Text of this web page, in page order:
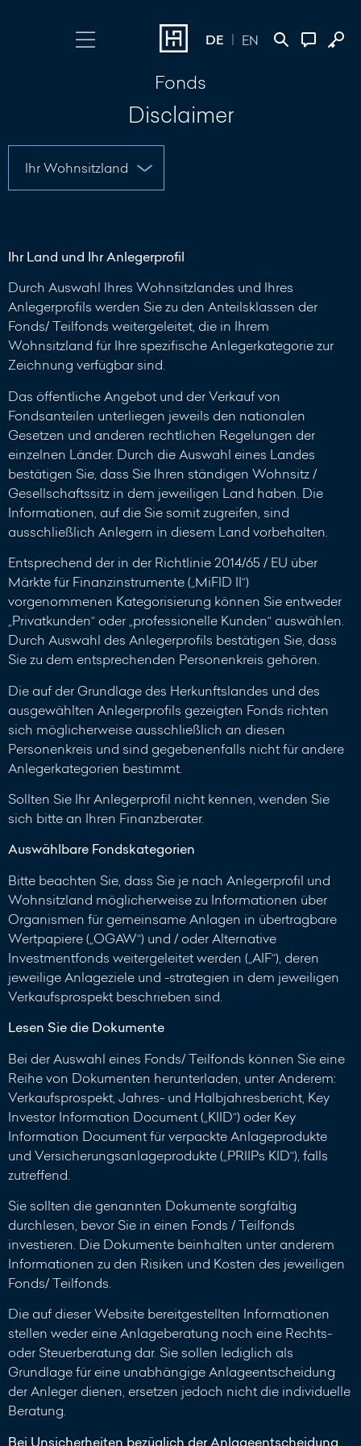
DE EN
Online Banking
Fonds
Disclaimer
Ihr Land und Ihr Anlegerprofil
Durch Auswahl Ihres Wohnsitzlandes und Ihres
Anlegerprofils werden Sie zu den Anteilsklassen der
Fonds/ Teilfonds weitergeleitet, die in Ihrem
Wohnsitzland für Ihre spezifische Anlegerkategorie zur
Zeichnung verfügbar sind.
Das öffentliche Angebot und der Verkauf von
Fondsanteilen unterliegen jeweils den nationalen
Gesetzen und anderen rechtlichen Regelungen der
einzelnen Länder. Durch die Auswahl eines Landes
bestätigen Sie, dass Sie Ihren ständigen Wohnsitz /
Gesellschaftssitz in dem jeweiligen Land haben. Die
Informationen, auf die Sie somit zugreifen, sind
ausschließlich Anlegern in diesem Land vorbehalten.
Entsprechend der in der Richtlinie 2014/65 / EU über
Märkte für Finanzinstrumente („MiFID II“)
vorgenommenen Kategorisierung können Sie entweder
„Privatkunden“ oder „professionelle Kunden“ auswählen.
Durch Auswahl des Anlegerprofils bestätigen Sie, dass
Sie zu dem entsprechenden Personenkreis gehören.
Die auf der Grundlage des Herkunftslandes und des
ausgewählten Anlegerprofils gezeigten Fonds richten
sich möglicherweise ausschließlich an diesen
Personenkreis und sind gegebenenfalls nicht für andere
Anlegerkategorien bestimmt.
Sollten Sie Ihr Anlegerprofil nicht kennen, wenden Sie
sich bitte an Ihren Finanzberater.
Auswählbare Fondskategorien
Bitte beachten Sie, dass Sie je nach Anlegerprofil und
Wohnsitzland möglicherweise zu Informationen über
Organismen für gemeinsame Anlagen in übertragbare
Wertpapiere („OGAW“) und / oder Alternative
Investmentfonds weitergeleitet werden („AIF“), deren
jeweilige Anlageziele und -strategien in dem jeweiligen
Verkaufsprospekt beschrieben sind.
Lesen Sie die Dokumente
Bei der Auswahl eines Fonds/ Teilfonds können Sie eine
Reihe von Dokumenten herunterladen, unter Anderem:
Verkaufsprospekt, Jahres- und Halbjahresbericht, Key
Investor Information Document („KIID“) oder Key
Information Document für verpackte Anlageprodukte
und Versicherungsanlageprodukte („PRIIPs KID“), falls
zutreffend.
Sie sollten die genannten Dokumente sorgfältig
durchlesen, bevor Sie in einen Fonds / Teilfonds
investieren. Die Dokumente beinhalten unter anderem
Informationen zu den Risiken und Kosten des jeweiligen
Fonds/ Teilfonds.
Die auf dieser Website bereitgestellten Informationen
stellen weder eine Anlageberatung noch eine Rechts-
oder Steuerberatung dar. Sie sollen lediglich als
Grundlage für eine unabhängige Anlageentscheidung
der Anleger dienen, ersetzen jedoch nicht die individuelle
Beratung.
Bei Unsicherheiten bezüglich der Anlageentscheidung